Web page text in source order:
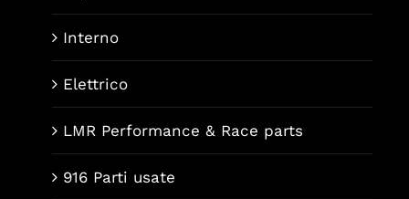
Interno
Elettrico
LMR Performance & Race parts
916 Parti usate